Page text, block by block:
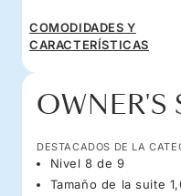
COMODIDADES Y
CARACTERÍSTICAS
OWNER'S
DESTACADOS DE LA
Nivel 8 de 9
Tamaño de la suite